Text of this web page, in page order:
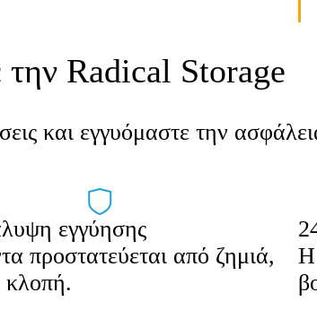
την Radical Storage
και εγγυόμαστε την
εγγύησης
προστατεύεται από ζημιά,
κλοπή.
Η